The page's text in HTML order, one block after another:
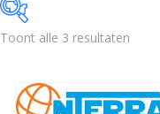
156 237 318
Toont alle 3 resultaten